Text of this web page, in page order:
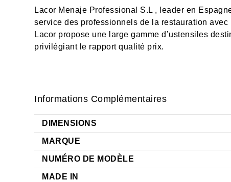
Lacor Menaje Professional S.L , leader en
service des professionnels de la restauration
Lacor propose une large gamme d’ustensiles
privilégiant le rapport qualité prix.
Informations Complémentaires
DIMENSIONS
MARQUE
NUMÉRO DE MODÈLE
MADE IN